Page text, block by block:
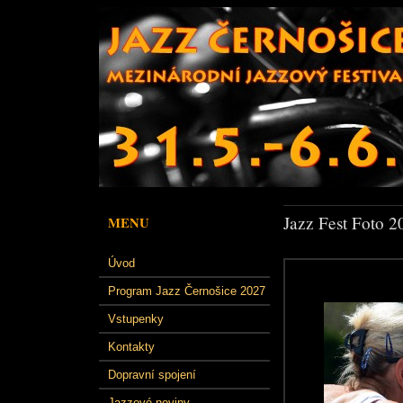
MENU
Úvod
Program Jazz Černošice 2027
Vstupenky
Kontakty
Dopravní spojení
Jazz Fest Foto